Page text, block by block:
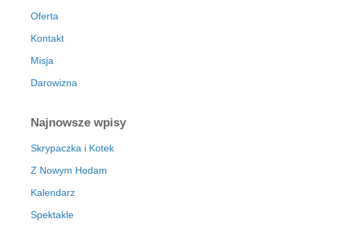
Oferta
Kontakt
Misja
Darowizna
Najnowsze wpisy
Skrypaczka i Kotek
Z Nowym Hodam
Kalendarz
Spektakle